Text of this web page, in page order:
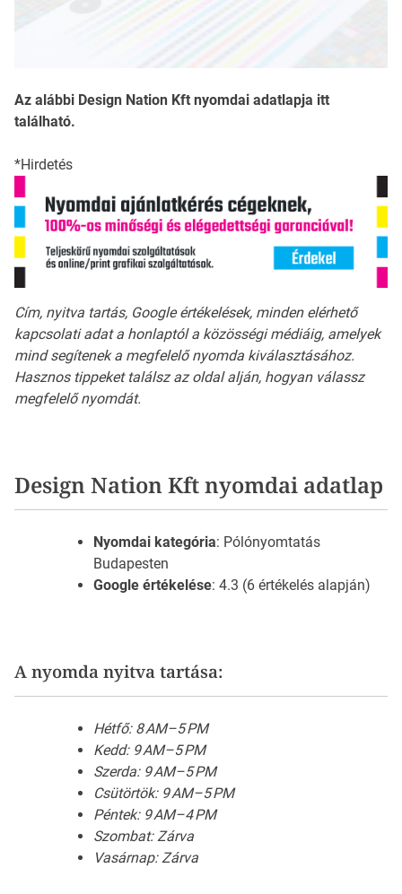
Az alábbi Design Nation Kft nyomdai adatlapja itt
található.
*Hirdetés
Cím, nyitva tartás, Google értékelések, minden elérhető
kapcsolati adat a honlaptól a közösségi médiáig, amelyek
mind segítenek a megfelelő nyomda kiválasztásához.
Hasznos tippeket találsz az oldal alján, hogyan válassz
megfelelő nyomdát.
Design Nation Kft nyomdai adatlap
Nyomdai kategória: Pólónyomtatás
Budapesten
Google értékelése: 4.3 (6 értékelés alapján)
A nyomda nyitva tartása:
Hétfő: 8 AM–5 PM
Kedd: 9 AM–5 PM
Szerda: 9 AM–5 PM
Csütörtök: 9 AM–5 PM
Péntek: 9 AM–4 PM
Szombat: Zárva
Vasárnap: Zárva